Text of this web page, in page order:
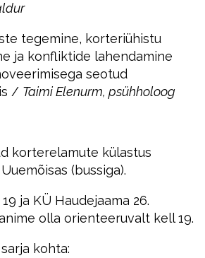
tegemine, korteriühistu
ja konfliktide lahendamine
seotud
/ Taimi Elenurm, psühholoog
korterelamute külastus
(bussiga).
ja KÜ Haudejaama 26.
olla orienteeruvalt kell 19.
kohta: